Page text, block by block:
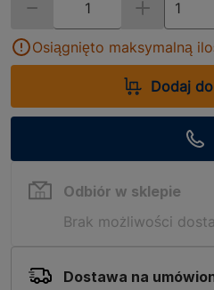
Osiągnięto maksymalną
Dodaj
Odbiór w sklepie
Brak możliwości
Dostawa na